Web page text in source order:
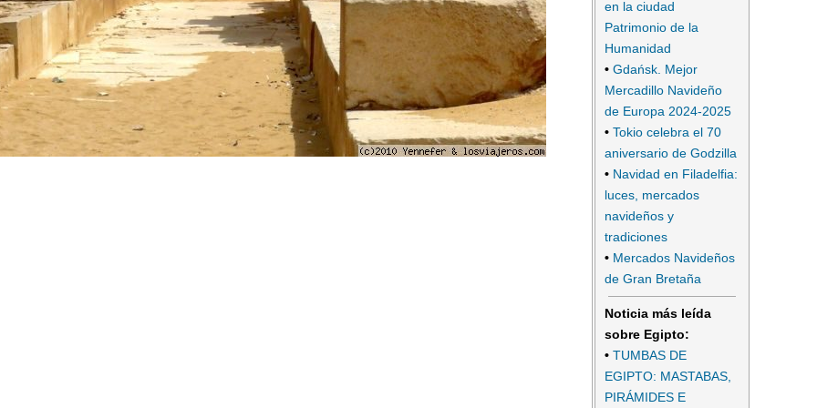
en la ciudad
Patrimonio de la
Humanidad
• Gdańsk. Mejor
Mercadillo Navideño
de Europa 2024-2025
• Tokio celebra el 70
aniversario de Godzilla
• Navidad en Filadelfia:
luces, mercados
navideños y
tradiciones
• Mercados Navideños
de Gran Bretaña
Noticia más leída
sobre Egipto:
• TUMBAS DE
EGIPTO: MASTABAS,
PIRÁMIDES E